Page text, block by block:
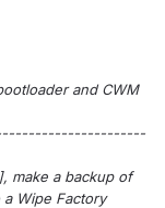
and CWM
make a backup of
Wipe Factory